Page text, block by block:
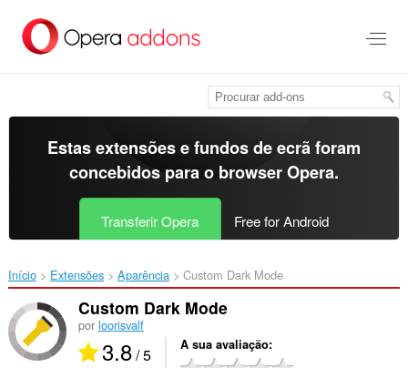
para
Estas extensões e fundos de ecrã foram
concebidos para o browser Opera.
Transferir Opera Free for Android
Início Extensões Aparência Custom Dark Mode‎
Custom Dark Mode
por loorisvalf
3.8/ 5 A sua avaliação